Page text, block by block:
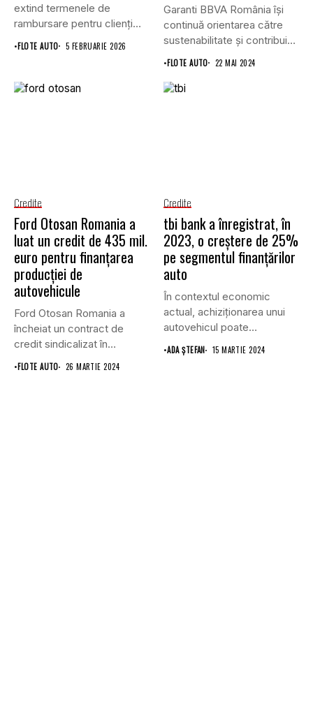
extind termenele de
rambursare pentru clienți
până la...
•FLOTE AUTO 5 FEBRUARIE 2026
Garanti BBVA România îşi
continuă orientarea către
sustenabilitate şi contribuie
cu 48...
•FLOTE AUTO 22 MAI 2024
Credite
Ford Otosan Romania a
luat un credit de 435 mil.
euro pentru finanţarea
producției de
autovehicule
Ford Otosan Romania a
încheiat un contract de
credit sindicalizat în
valoare...
•FLOTE AUTO 26 MARTIE 2024
Credite
tbi bank a înregistrat, în
2023, o creștere de 25%
pe segmentul finanțărilor
auto
În contextul economic
actual, achiziționarea unui
autovehicul poate
reprezenta o investiție
considerabilă...
•ADA ȘTEFAN 15 MARTIE 2024